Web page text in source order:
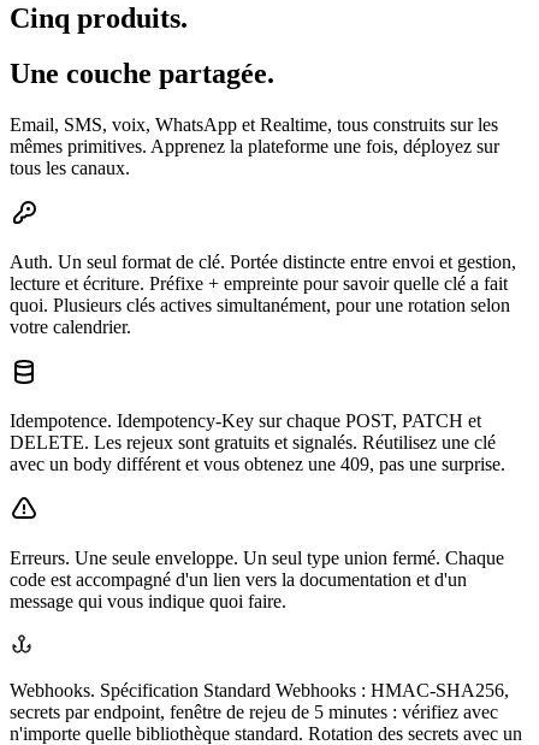
Cinq produits.
Une couche partagée.
Email, SMS, voix, WhatsApp et Realtime, tous construits sur les
mêmes primitives. Apprenez la plateforme une fois, déployez sur
tous les canaux.
Auth. Un seul format de clé. Portée distincte entre envoi et gestion,
lecture et écriture. Préfixe + empreinte pour savoir quelle clé a fait
quoi. Plusieurs clés actives simultanément, pour une rotation selon
votre calendrier.
Idempotence. Idempotency-Key sur chaque POST, PATCH et
DELETE. Les rejeux sont gratuits et signalés. Réutilisez une clé
avec un body différent et vous obtenez une 409, pas une surprise.
Erreurs. Une seule enveloppe. Un seul type union fermé. Chaque
code est accompagné d'un lien vers la documentation et d'un
message qui vous indique quoi faire.
Webhooks. Spécification Standard Webhooks : HMAC-SHA256,
secrets par endpoint, fenêtre de rejeu de 5 minutes : vérifiez avec
n'importe quelle bibliothèque standard. Rotation des secrets avec un